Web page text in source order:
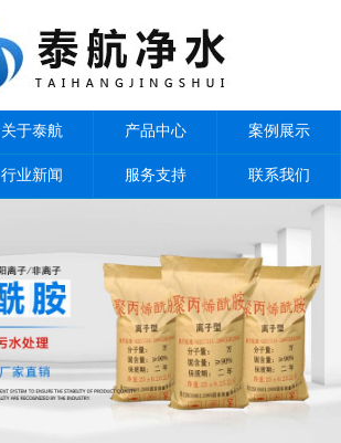
关于泰航 产品中心 案例展示
行业新闻 服务支持 联系我们